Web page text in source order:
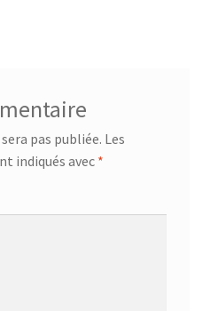
pas publiée. Les
indiqués avec *